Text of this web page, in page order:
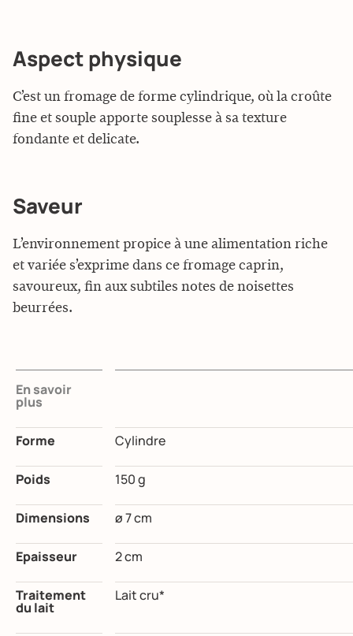
Aspect physique
C’est un fromage de forme cylindrique, où la croûte
fine et souple apporte souplesse à sa texture
fondante et delicate.
Saveur
L’environnement propice à une alimentation riche
et variée s’exprime dans ce fromage caprin,
savoureux, fin aux subtiles notes de noisettes
beurrées.
En savoir
plus
Forme Cylindre
Poids 150 g
Dimensions ø 7 cm
Epaisseur 2 cm
Traitement
du lait
Lait cru*